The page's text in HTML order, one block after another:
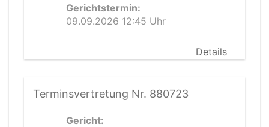
Gerichtstermin:
09.09.2026 12:45 Uhr
Details
Terminsvertretung Nr. 880723
Gericht: